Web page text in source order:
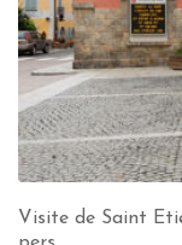
Visite de Saint